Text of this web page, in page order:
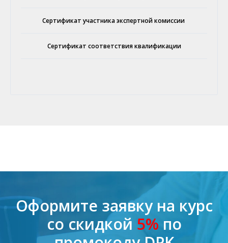
Сертификат участника экспертной комиссии
Сертификат соответствия квалификации
Оформите заявку на курс
со скидкой 5% по